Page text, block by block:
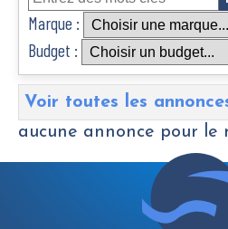
Marque :
Budget :
Voir toutes les
aucune annonce pour le